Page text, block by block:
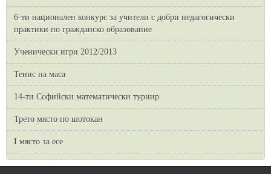
6-ти национален конкурс за учители с добри педагогически
практики по гражданско образование
Ученически игри 2012/2013
Тенис на маса
14-ти Софийски математически турнир
Трето място по шотокан
I място за есе